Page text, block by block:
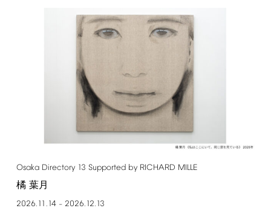
Osaka Directory 13 Supported by RICHARD MILLE
橘 葉月
2026.11.14– 2026.12.13